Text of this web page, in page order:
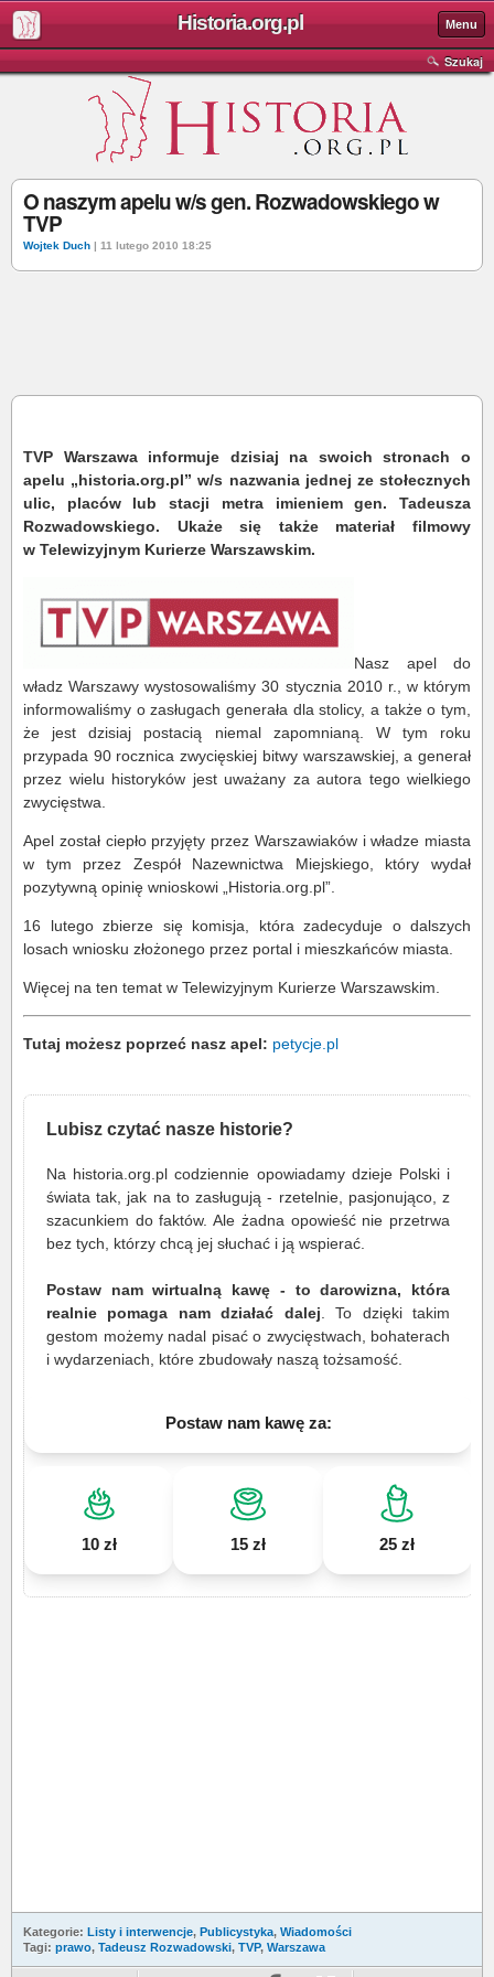
Historia.org.pl Menu
Szukaj
O naszym apelu w/s gen. Rozwadowskiego w
TVP
Wojtek Duch | 11 lutego 2010 18:25
TVP Warszawa informuje dzisiaj na swoich stronach o
apelu „historia.org.pl” w/s nazwania jednej ze stołecznych
ulic, placów lub stacji metra imieniem gen. Tadeusza
Rozwadowskiego. Ukaże się także materiał filmowy
w Telewizyjnym Kurierze Warszawskim.
Nasz apel do
władz Warszawy wystosowaliśmy 30 stycznia 2010 r., w którym
informowaliśmy o zasługach generała dla stolicy, a także o tym,
że jest dzisiaj postacią niemal zapomnianą. W tym roku
przypada 90 rocznica zwycięskiej bitwy warszawskiej, a generał
przez wielu historyków jest uważany za autora tego wielkiego
zwycięstwa.
Apel został ciepło przyjęty przez Warszawiaków i władze miasta
w tym przez Zespół Nazewnictwa Miejskiego, który wydał
pozytywną opinię wnioskowi „Historia.org.pl”.
16 lutego zbierze się komisja, która zadecyduje o dalszych
losach wniosku złożonego przez portal i mieszkańców miasta.
Więcej na ten temat w Telewizyjnym Kurierze Warszawskim.
Tutaj możesz poprzeć nasz apel: petycje.pl
Lubisz czytać nasze historie?
Na historia.org.pl codziennie opowiadamy dzieje Polski i
świata tak, jak na to zasługują - rzetelnie, pasjonująco, z
szacunkiem do faktów. Ale żadna opowieść nie przetrwa
bez tych, którzy chcą jej słuchać i ją wspierać.
Postaw nam wirtualną kawę - to darowizna, która
realnie pomaga nam działać dalej . To dzięki takim
gestom możemy nadal pisać o zwycięstwach, bohaterach
i wydarzeniach, które zbudowały naszą tożsamość.
Postaw nam kawę za:
10 zł 15 zł 25 zł
Kategorie: Listy i interwencje, Publicystyka, Wiadomości
Tagi: prawo, Tadeusz Rozwadowski, TVP, Warszawa